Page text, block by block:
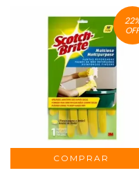
22
OFF